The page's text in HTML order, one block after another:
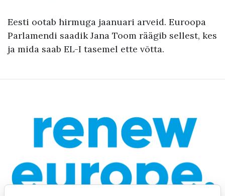
Eesti ootab hirmuga jaanuari arveid. Euroopa
Parlamendi saadik Jana Toom räägib sellest, kes
ja mida saab EL-I tasemel ette võtta.